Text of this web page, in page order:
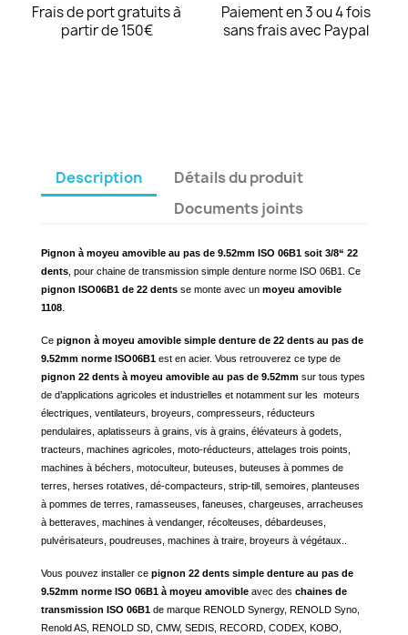
Frais de port gratuits à
partir de 150€
Paiement en 3 ou 4 fois
sans frais avec Paypal
Description
Détails du produit
Documents joints
Pignon à moyeu amovible au pas de 9.52mm ISO 06B1 soit 3/8“ 22
dents , pour chaine de transmission simple denture norme ISO 06B1. Ce
pignon ISO06B1 de 22 dents se monte avec un moyeu amovible
1108
Ce pignon à moyeu amovible simple denture de 22 dents au pas de
9.52mm norme ISO06B1 est en acier. Vous retrouverez ce type de
pignon 22 dents à moyeu amovible au pas de 9.52mm sur tous types
de d’applications agricoles et industrielles et notamment sur les moteurs
électriques, ventilateurs, broyeurs, compresseurs, réducteurs
pendulaires, aplatisseurs à grains, vis à grains, élévateurs à godets,
tracteurs, machines agricoles, moto-réducteurs, attelages trois points,
machines à béchers, motoculteur, buteuses, buteuses à pommes de
terres, herses rotatives, dé-compacteurs, strip-till, semoires, planteuses
à pommes de terres, ramasseuses, faneuses, chargeuses, arracheuses
à betteraves, machines à vendanger, récolteuses, débardeuses,
pulvérisateurs, poudreuses, machines à traire, broyeurs à végétaux..
Vous pouvez installer ce pignon 22 dents simple denture au pas de
9.52mm norme ISO 06B1 à moyeu amovible avec des chaines de
transmission ISO 06B1 de marque RENOLD Synergy, RENOLD Syno,
Renold AS, RENOLD SD, CMW, SEDIS, RECORD, CODEX, KOBO,